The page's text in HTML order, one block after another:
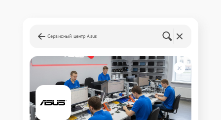
Сервисный центр Asus